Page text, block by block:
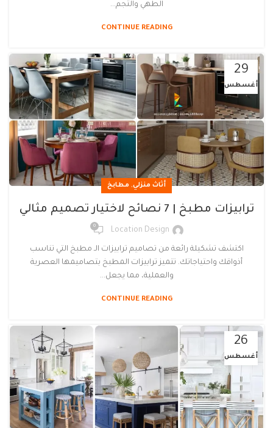
الطهي والتجم...
CONTINUE READING
29
أغسطس
أثاث منزلي, مطابخ
ترابيزات مطبخ | 7 نصائح لاختيار تصميم مثالي
Location Design
0
اكتشف تشكيلة رائعة من تصاميم ترابيزات الـ مطبخ التي تناسب
أذواقك واحتياجاتك. تتميز ترابيزات المطبخ بتصاميمها العصرية
والعملية، مما يجعل...
CONTINUE READING
26
أغسطس